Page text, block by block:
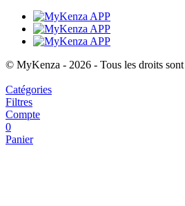
© MyKenza - 2026 - Tous les droits sont
Catégories
Filtres
Compte
0
Panier